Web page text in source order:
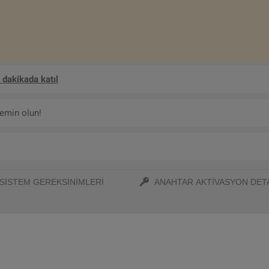
katıl
olun!
SISTEM GEREKSINIMLERI ANAHTAR AKTIVASYON